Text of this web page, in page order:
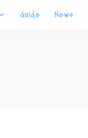
Guide News